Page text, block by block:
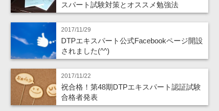
スパート試験対策とオススメ勉強法
2017/11/29
DTPエキスパート公式Facebookページ開設
されました(^^)
2017/11/22
祝合格！第48期DTPエキスパート認証試験
合格者発表